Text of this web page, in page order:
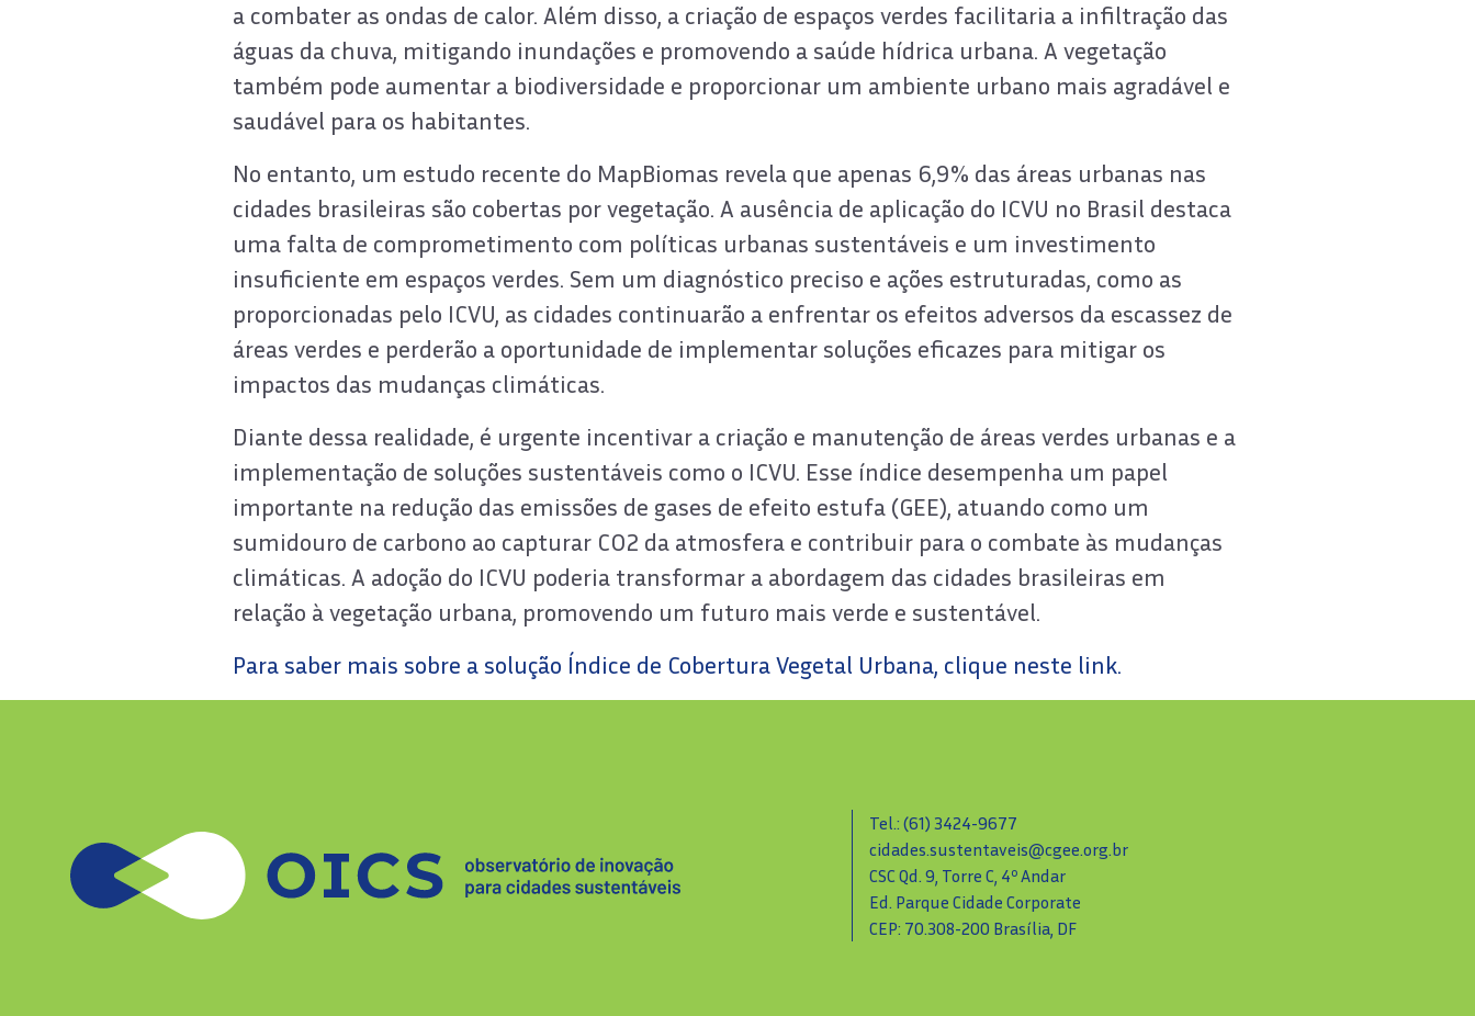
a combater as ondas de calor. Além disso, a criação de espaços verdes facilitaria a infiltração das
águas da chuva, mitigando inundações e promovendo a saúde hídrica urbana. A vegetação
também pode aumentar a biodiversidade e proporcionar um ambiente urbano mais agradável e
saudável para os habitantes.
No entanto, um estudo recente do MapBiomas revela que apenas 6,9% das áreas urbanas nas
cidades brasileiras são cobertas por vegetação. A ausência de aplicação do ICVU no Brasil destaca
uma falta de comprometimento com políticas urbanas sustentáveis e um investimento
insuficiente em espaços verdes. Sem um diagnóstico preciso e ações estruturadas, como as
proporcionadas pelo ICVU, as cidades continuarão a enfrentar os efeitos adversos da escassez de
áreas verdes e perderão a oportunidade de implementar soluções eficazes para mitigar os
impactos das mudanças climáticas.
Diante dessa realidade, é urgente incentivar a criação e manutenção de áreas verdes urbanas e a
implementação de soluções sustentáveis como o ICVU. Esse índice desempenha um papel
importante na redução das emissões de gases de efeito estufa (GEE), atuando como um
sumidouro de carbono ao capturar CO2 da atmosfera e contribuir para o combate às mudanças
climáticas. A adoção do ICVU poderia transformar a abordagem das cidades brasileiras em
relação à vegetação urbana, promovendo um futuro mais verde e sustentável.
Para saber mais sobre a solução Índice de Cobertura Vegetal Urbana, clique neste link.
Tel.: (61) 3424-9677
cidades.sustentaveis@cgee.org.br
CSC Qd. 9, Torre C, 4º Andar
Ed. Parque Cidade Corporate
CEP: 70.308-200 Brasília, DF